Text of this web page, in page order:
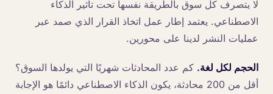
لا يتصرف كل سوق بالطريقة نفسها تحت تأثير الذكاء
الاصطناعي. يعتمد إطار عمل اتخاذ القرار الذي صمد عبر
عمليات النشر لدينا على محورين.
الحجم لكل لغة. كم عدد المحادثات شهريًا التي يولدها السوق؟
أقل من 200 محادثة، يكون الذكاء الاصطناعي دائمًا هو الإجابة